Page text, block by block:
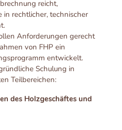
reicht,
in rechtlicher, technischer
Anforderungen gerecht
von FHP ein
entwickelt.
Schulung in
Teilbereichen:
des Holzgeschäftes und